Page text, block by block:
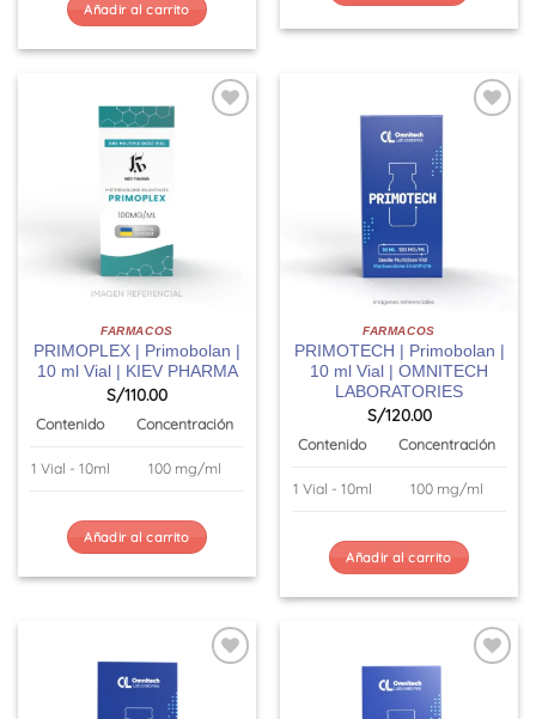
Añadir al carrito
FARMACOS
PRIMOPLEX | Primobolan |
10 ml Vial | KIEV PHARMA
S/110.00
Contenido Concentración
1 Vial - 10ml 100 mg/ml
Añadir al carrito
FARMACOS
PRIMOTECH | Primobolan |
10 ml Vial | OMNITECH
LABORATORIES
S/120.00
Contenido Concentración
1 Vial - 10ml 100 mg/ml
Añadir al carrito